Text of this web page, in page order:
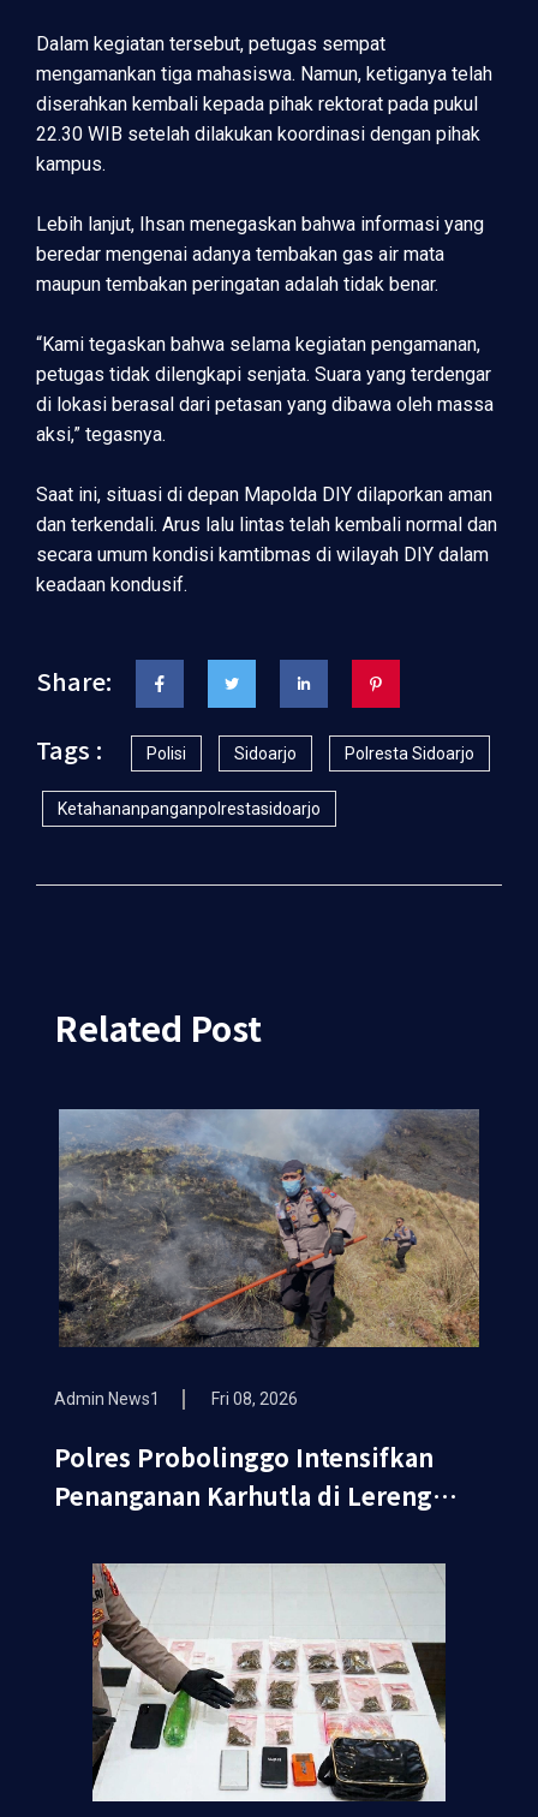
Dalam kegiatan tersebut, petugas sempat
mengamankan tiga mahasiswa. Namun, ketiganya telah
diserahkan kembali kepada pihak rektorat pada pukul
22.30 WIB setelah dilakukan koordinasi dengan pihak
kampus.
Lebih lanjut, Ihsan menegaskan bahwa informasi yang
beredar mengenai adanya tembakan gas air mata
maupun tembakan peringatan adalah tidak benar.
“Kami tegaskan bahwa selama kegiatan pengamanan,
petugas tidak dilengkapi senjata. Suara yang terdengar
di lokasi berasal dari petasan yang dibawa oleh massa
aksi,” tegasnya.
Saat ini, situasi di depan Mapolda DIY dilaporkan aman
dan terkendali. Arus lalu lintas telah kembali normal dan
secara umum kondisi kamtibmas di wilayah DIY dalam
keadaan kondusif.
Share:
Tags :
Polisi Sidoarjo Polresta Sidoarjo
Ketahananpanganpolrestasidoarjo
Related Post
Admin News1 Fri 08, 2026
Polres Probolinggo Intensifkan
Penanganan Karhutla di Lereng